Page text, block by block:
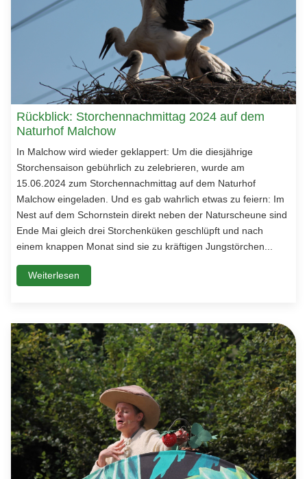
Rückblick: Storchennachmittag 2024 auf dem
Naturhof Malchow
In Malchow wird wieder geklappert: Um die diesjährige
Storchensaison gebührlich zu zelebrieren, wurde am
15.06.2024 zum Storchennachmittag auf dem Naturhof
Malchow eingeladen. Und es gab wahrlich etwas zu feiern: Im
Nest auf dem Schornstein direkt neben der Naturscheune sind
Ende Mai gleich drei Storchenküken geschlüpft und nach
einem knappen Monat sind sie zu kräftigen Jungstörchen...
Weiterlesen